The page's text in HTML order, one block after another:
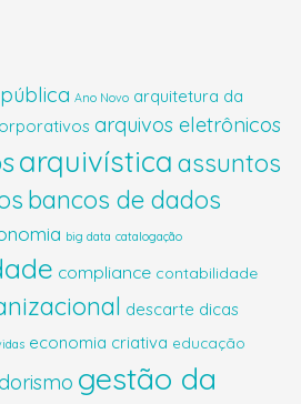
Ano Novo arquitetura da
arquivos eletrônicos
arquivística assuntos
bancos de dados
big data catalogação
compliance contabilidade
descarte dicas
economia criativa educação
gestão da